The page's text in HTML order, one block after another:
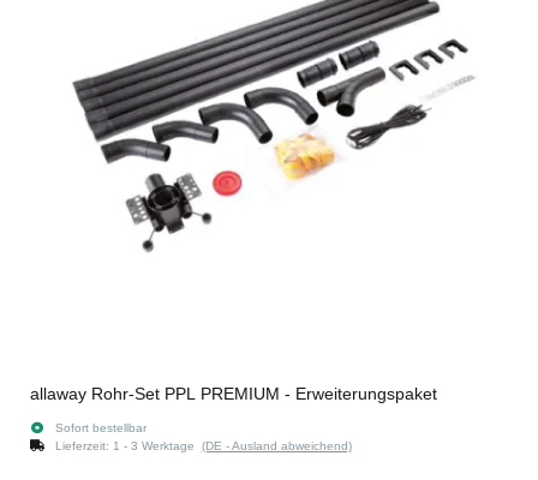
allaway Rohr-Set PPL PREMIUM - Erweiterungspaket
Sofort bestellbar
Lieferzeit: 1 - 3 Werktage (DE - Ausland abweichend)